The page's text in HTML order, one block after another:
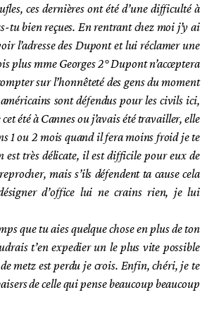
ces dernières ont été d’une difficulté à
tu bien reçues. En rentrant chez moi j’y ai
l’adresse des Dupont et lui réclamer une
plus mme Georges 2° Dupont n’acceptera
sur l’honnêteté des gens du moment
sont défendus pour les civils ici,
été à Cannes ou j’avais été travailler, elle
1 ou 2 mois quand il fera moins froid je te
est très délicate, il est difficile pour eux de
mais s’ils défendent ta cause cela
d’office lui ne crains rien, je lui
que tu aies quelque chose en plus de ton
t’en expedier un le plus vite possible
metz est perdu je crois. Enfin, chéri, je te
de celle qui pense beaucoup beaucoup